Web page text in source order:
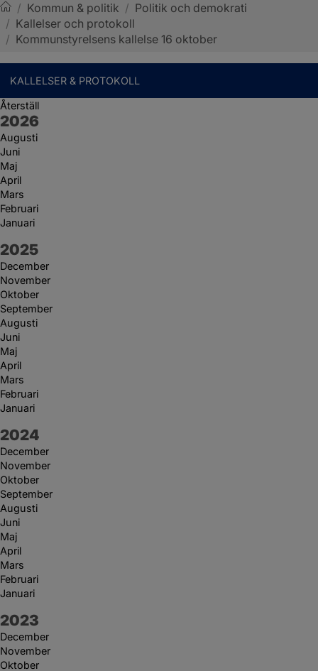
Sotenäs kommun
/ Kommun & politik / Politik och demokrati
/ Kallelser och protokoll
/ Kommunstyrelsens kallelse 16 oktober
KALLELSER & PROTOKOLL
Återställ
År:
2026
Augusti
Juni
Maj
April
Mars
Februari
Januari
År:
2025
December
November
Oktober
September
Augusti
Juni
Maj
April
Mars
Februari
Januari
År:
2024
December
November
Oktober
September
Augusti
Juni
Maj
April
Mars
Februari
Januari
År:
2023
December
November
Oktober